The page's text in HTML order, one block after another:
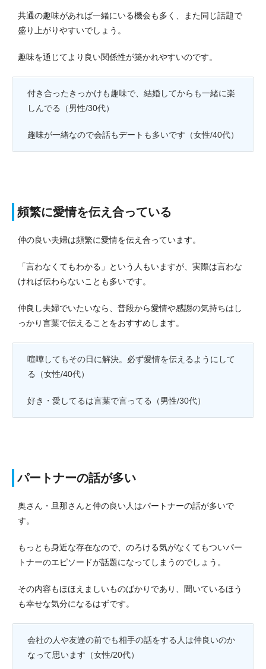
共通の趣味があれば一緒にいる機会も多く、また同じ話題で
盛り上がりやすいでしょう。
趣味を通じてより良い関係性が築かれやすいのです。
付き合ったきっかけも趣味で、結婚してからも一緒に楽
しんでる（男性/30代）
趣味が一緒なので会話もデートも多いです（女性/40代）
頻繁に愛情を伝え合っている
仲の良い夫婦は頻繁に愛情を伝え合っています。
「言わなくてもわかる」という人もいますが、実際は言わな
ければ伝わらないことも多いです。
仲良し夫婦でいたいなら、普段から愛情や感謝の気持ちはし
っかり言葉で伝えることをおすすめします。
喧嘩してもその日に解決。必ず愛情を伝えるようにして
る（女性/40代）
好き・愛してるは言葉で言ってる（男性/30代）
パートナーの話が多い
奥さん・旦那さんと仲の良い人はパートナーの話が多いで
す。
もっとも身近な存在なので、のろける気がなくてもついパー
トナーのエピソードが話題になってしまうのでしょう。
その内容もほほえましいものばかりであり、聞いているほう
も幸せな気分になるはずです。
会社の人や友達の前でも相手の話をする人は仲良いのか
なって思います（女性/20代）